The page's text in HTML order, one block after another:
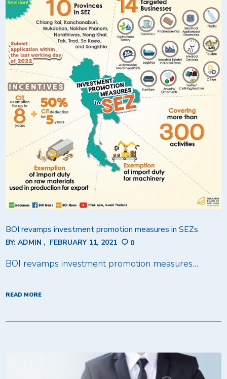
BOI revamps investment promotion measures in SEZs
BY:ADMIN FEBRUARY 11, 2021 0
BOI revamps investment promotion measures…
READ MORE